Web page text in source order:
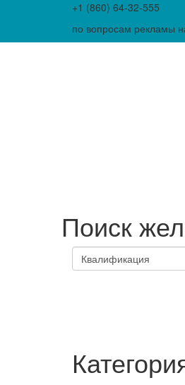
+1 (860) 64-32-555
по вопросам рекламы
Поиск